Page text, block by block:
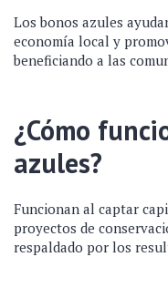
Los bonos azules
economía local y
beneficiando a las
¿Cómo
azules?
Funcionan al captar
proyectos de
respaldado por los